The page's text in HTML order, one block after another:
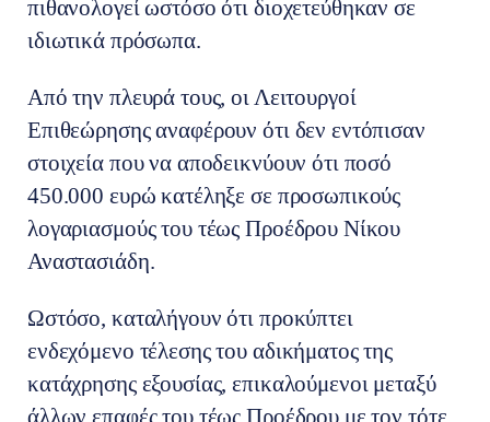
πιθανολογεί ωστόσο ότι διοχετεύθηκαν σε
ιδιωτικά πρόσωπα.
Από την πλευρά τους, οι Λειτουργοί
Επιθεώρησης αναφέρουν ότι δεν εντόπισαν
στοιχεία που να αποδεικνύουν ότι ποσό
450.000 ευρώ κατέληξε σε προσωπικούς
λογαριασμούς του τέως Προέδρου Νίκου
Αναστασιάδη.
Ωστόσο, καταλήγουν ότι προκύπτει
ενδεχόμενο τέλεσης του αδικήματος της
κατάχρησης εξουσίας, επικαλούμενοι μεταξύ
άλλων επαφές του τέως Προέδρου με τον τότε